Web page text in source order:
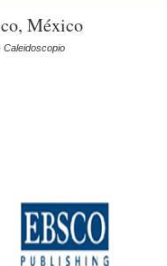
México
Caleidoscopio